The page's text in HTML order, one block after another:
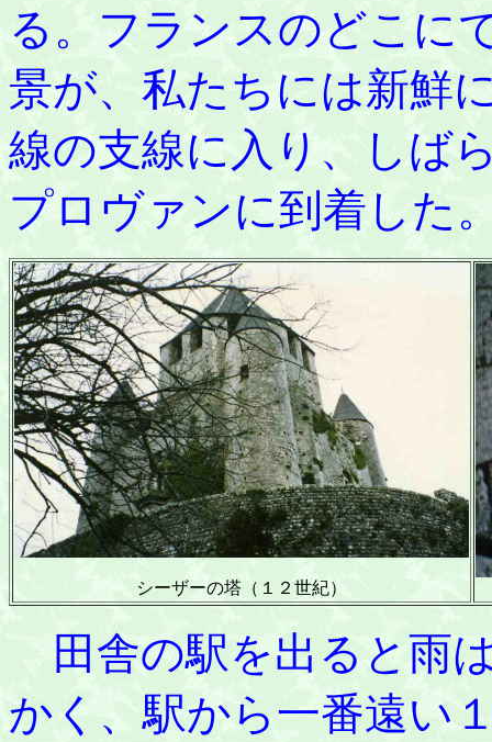
る。フランスのどこに
景が、私たちには新鮮
線の支線に入り、しば
プロヴァンに到着した
シーザーの塔（１２世紀）
田舎の駅を出ると雨
かく、駅から一番遠い